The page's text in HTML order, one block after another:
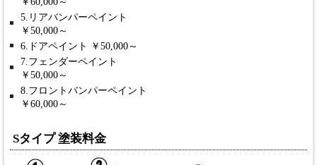
5.リアバンパーペイント
￥50,000～
6.ドアペイント ￥50,000～
7.フェンダーペイント
￥50,000～
8.フロントバンパーペイント
￥60,000～
Sタイプ 塗装料金